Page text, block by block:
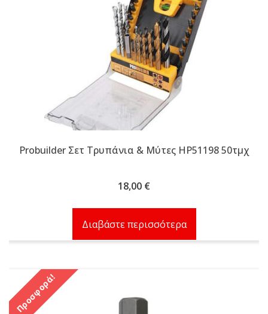
Probuilder Σετ Τρυπάνια & Μύτες HP51198 50τμχ
18,00 €
Διαβάστε περισσότερα
Προσφορά!